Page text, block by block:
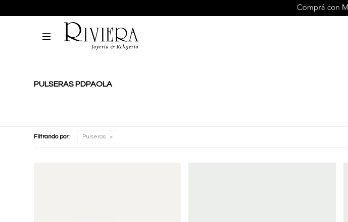

PULSERAS PDPAOLA
Filtrando por: Pulseras